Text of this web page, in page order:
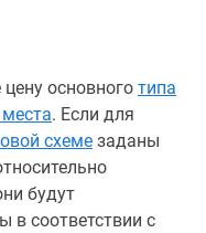
основного типа
. Если для
схеме заданы
будут
в соответствии с